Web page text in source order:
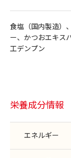
食塩（国内製造）
ー、かつおエキス
工デンプン
栄養成分情報
エネルギー